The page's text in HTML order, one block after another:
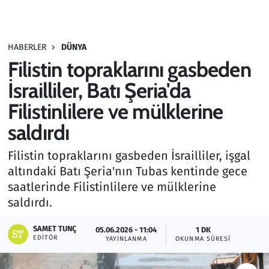
HABERLER DÜNYA
Filistin topraklarını gasbeden
İsrailliler, Batı Şeria'da
Filistinlilere ve mülklerine
saldırdı
Filistin topraklarını gasbeden İsrailliler, işgal
altındaki Batı Şeria'nın Tubas kentinde gece
saatlerinde Filistinlilere ve mülklerine
saldırdı.
SAMET TUNÇ
EDITÖR
05.06.2026 - 11:04
YAYINLANMA
1 DK
OKUNMA SÜRESI
Haber
Kültür Sanat
Kurumsal Haberler
Lezzet Durağı
Memur ve Kamu
Otomobil
Oyun
Ramazan